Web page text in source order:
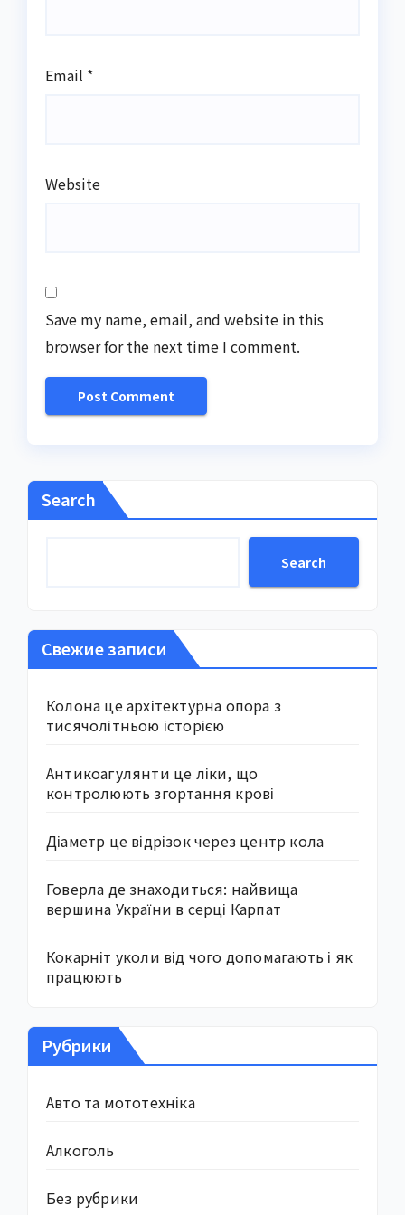
Email *
Website
Save my name, email, and website in this
browser for the next time I comment.
Search
Search
Свежие записи
Колона це архітектурна опора з
тисячолітньою історією
Антикоагулянти це ліки, що
контролюють згортання крові
Діаметр це відрізок через центр кола
Говерла де знаходиться: найвища
вершина України в серці Карпат
Кокарніт уколи від чого допомагають і як
працюють
Рубрики
Авто та мототехніка
Алкоголь
Без рубрики